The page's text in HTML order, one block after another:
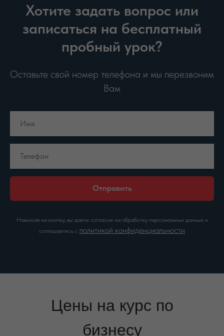
Хотите задать вопрос или
записаться на бесплатный
пробный урок?
Оставьте свой номер телефона и мы перезвоним
Вам
Отправить
Нажимая на кнопку, вы даете согласие на обработку персональных данных и
соглашаетесь c политикой конфиденциальности
Цены на курс по
бизнесу